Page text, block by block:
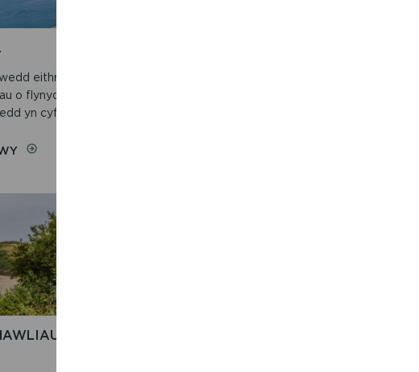
eithriadol hon, a
o flynyddoedd, prin bod
yn cyfrif...
ON
BOBL